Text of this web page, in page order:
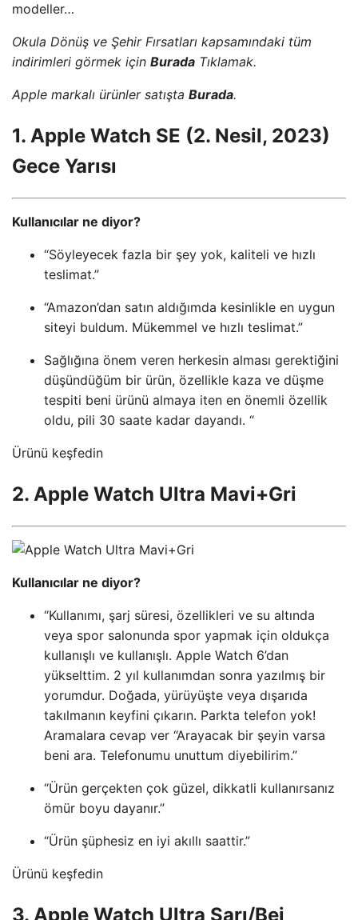
modeller…
Okula Dönüş ve Şehir Fırsatları kapsamındaki tüm
indirimleri görmek için Burada Tıklamak.
Apple markalı ürünler satışta Burada.
1. Apple Watch SE (2. Nesil, 2023)
Gece Yarısı
Kullanıcılar ne diyor?
“Söyleyecek fazla bir şey yok, kaliteli ve hızlı
teslimat.”
“Amazon’dan satın aldığımda kesinlikle en uygun
siteyi buldum. Mükemmel ve hızlı teslimat.”
Sağlığına önem veren herkesin alması gerektiğini
düşündüğüm bir ürün, özellikle kaza ve düşme
tespiti beni ürünü almaya iten en önemli özellik
oldu, pili 30 saate kadar dayandı. “
Ürünü keşfedin
2. Apple Watch Ultra Mavi+Gri
Kullanıcılar ne diyor?
“Kullanımı, şarj süresi, özellikleri ve su altında
veya spor salonunda spor yapmak için oldukça
kullanışlı ve kullanışlı. Apple Watch 6’dan
yükselttim. 2 yıl kullanımdan sonra yazılmış bir
yorumdur. Doğada, yürüyüşte veya dışarıda
takılmanın keyfini çıkarın. Parkta telefon yok!
Aramalara cevap ver “Arayacak bir şeyin varsa
beni ara. Telefonumu unuttum diyebilirim.”
“Ürün gerçekten çok güzel, dikkatli kullanırsanız
ömür boyu dayanır.”
“Ürün şüphesiz en iyi akıllı saattir.”
Ürünü keşfedin
3. Apple Watch Ultra Sarı/Bej